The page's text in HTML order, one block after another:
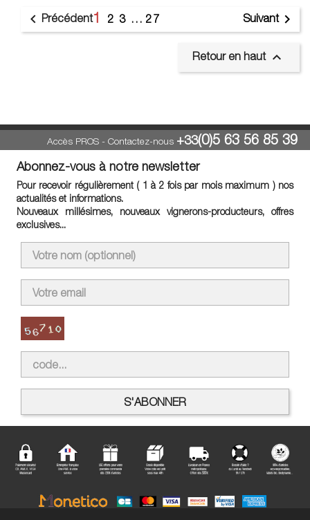
 Précédent1 2 3 … 27 Suivant
Retour en haut 
Accès PROS- Contactez-nous +33(0)5 63 56 85 39
Abonnez-vous à notre newsletter
Pour recevoir régulièrement ( 1 à 2 fois par mois maximum ) nos
actualités et informations.
Nouveaux millésimes, nouveaux vignerons-producteurs, offres
exclusives...